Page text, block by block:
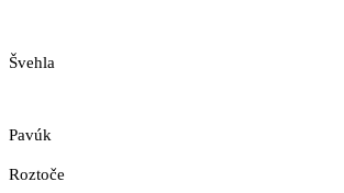
Švehla
Pavúk
Roztoče